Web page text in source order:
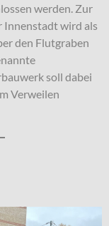
werden. Zur
Innenstadt wird als
den Flutgraben
soll dabei
Verweilen